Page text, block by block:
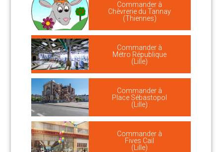
Commander à
Chèvrerie du Tannay
(Thiennes)
Commander à
Métro République
(Lille)
Commander à
Place Sébastopol
(Lille)
Commander à
Fives Cail
(Lille)